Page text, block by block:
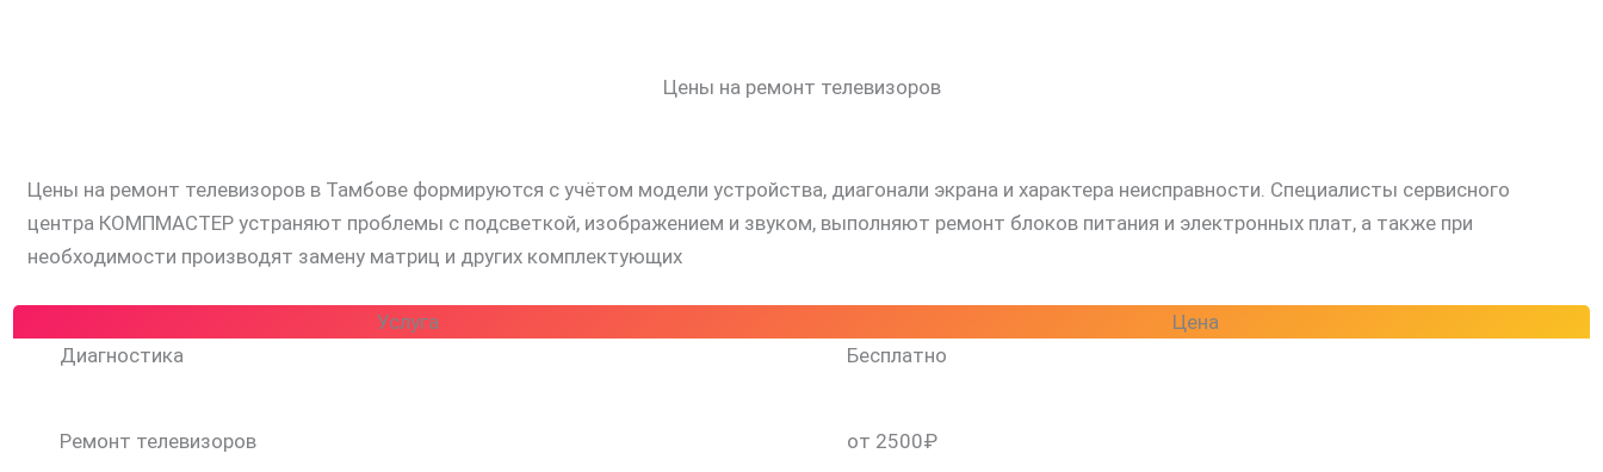
Цены на ремонт телевизоров
Цены на ремонт телевизоров в Тамбове формируются с учётом модели устройства, диагонали экрана и характера неисправности. Специалисты сервисного
центра КОМПМАСТЕР устраняют проблемы с подсветкой, изображением и звуком, выполняют ремонт блоков питания и электронных плат, а также при
необходимости производят замену матриц и других комплектующих
Услуга
Цена
Диагностика
Бесплатно
Ремонт телевизоров от 2500₽